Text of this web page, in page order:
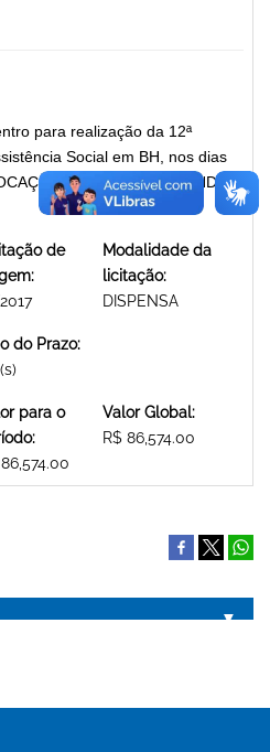
para realização da 12ª
Social em BH, nos dias
DE ESPAÇO/ESTANDE
de
Modalidade da
licitação:
DISPENSA
do Prazo:
para o
Valor Global:
R$ 86,574.00